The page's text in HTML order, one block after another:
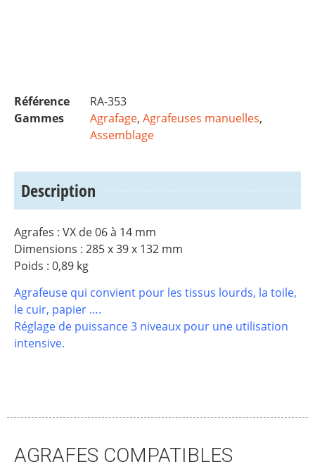
Référence
RA-353
Gammes
Agrafage, Agrafeuses manuelles,
Assemblage
Description
Agrafes : VX de 06 à 14 mm
Dimensions : 285 x 39 x 132 mm
Poids : 0,89 kg
Agrafeuse qui convient pour les tissus lourds, la toile,
le cuir, papier ….
Réglage de puissance 3 niveaux pour une utilisation
intensive.
AGRAFES COMPATIBLES